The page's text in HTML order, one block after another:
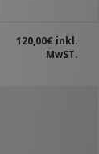
120,00€ inkl.
MwST.